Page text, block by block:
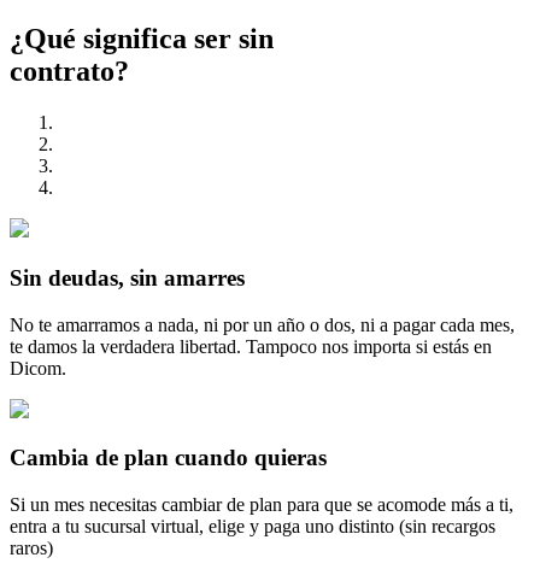
¿Qué significa ser sin
contrato?
Sin deudas, sin amarres
No te amarramos a nada, ni por un año o dos, ni a pagar cada mes,
te damos la verdadera libertad. Tampoco nos importa si estás en
Dicom.
Cambia de plan cuando quieras
Si un mes necesitas cambiar de plan para que se acomode más a ti,
entra a tu sucursal virtual, elige y paga uno distinto (sin recargos
raros)